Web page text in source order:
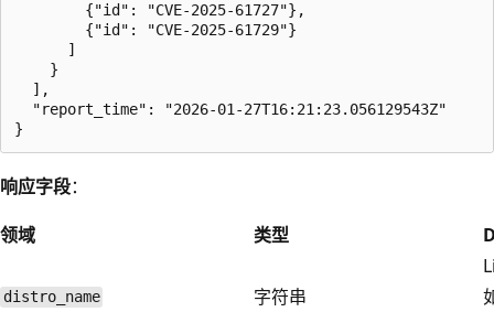
        {"id": "CVE-2025-61727"},
        {"id": "CVE-2025-61729"}
      ]
    }
  ],
  "report_time": "2026-01-27T16:21:23.056129543Z"
响应字段：
领域
类型
distro_name 字符串